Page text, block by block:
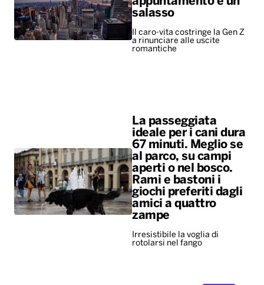
salasso
Il caro-vita costringe la Gen Z
a rinunciare alle uscite
romantiche
La passeggiata
ideale per i cani dura
67 minuti. Meglio se
al parco, su campi
aperti o nel bosco.
Rami e bastoni i
giochi preferiti dagli
amici a quattro
zampe
Irresistibile la voglia di
rotolarsi nel fango